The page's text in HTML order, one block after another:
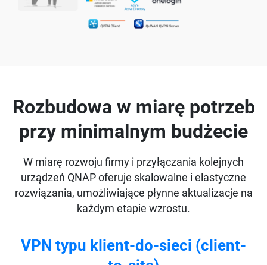
Rozbudowa w miarę potrzeb
przy minimalnym budżecie
W miarę rozwoju firmy i przyłączania kolejnych
urządzeń QNAP oferuje skalowalne i elastyczne
rozwiązania, umożliwiające płynne aktualizacje na
każdym etapie wzrostu.
VPN typu klient-do-sieci (client-